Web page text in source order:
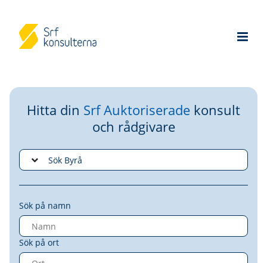
Hitta din Srf Auktoriserade konsult
och rådgivare
Sök på namn
Sök på ort